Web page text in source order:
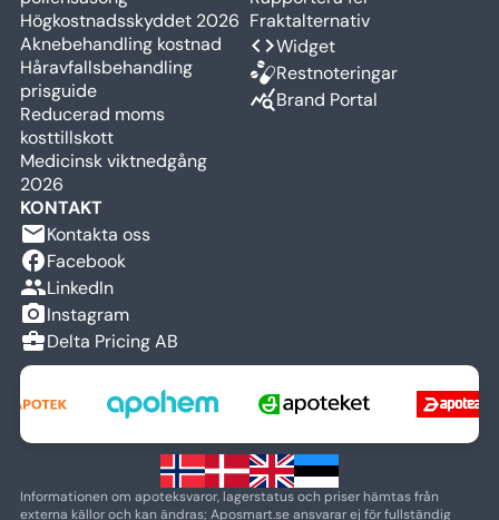
Högkostnadsskyddet 2026
Aknebehandling kostnad
Håravfallsbehandling
prisguide
Reducerad moms
kosttillskott
Medicinsk viktnedgång
2026
Fraktalternativ
codeWidget
Restnoteringar
query_statsBrand Portal
KONTAKT
emailKontakta oss
facebookFacebook
peopleLinkedIn
camera_altInstagram
business_centerDelta Pricing AB
Informationen om apoteksvaror, lagerstatus och priser hämtas från
externa källor och kan ändras; Aposmart.se ansvarar ej för fullständig